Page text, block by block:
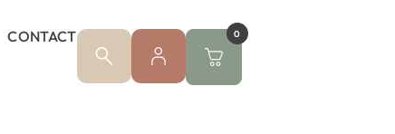
CONTACT 0